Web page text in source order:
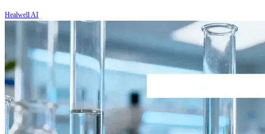
Healwell AI